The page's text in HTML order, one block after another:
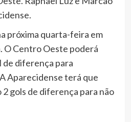
próxima quarta-feira em
O Centro Oeste poderá
de diferença para
Aparecidense terá que
gols de diferença para não